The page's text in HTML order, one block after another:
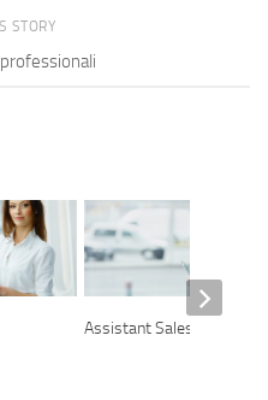
STORY
Assistant Sales Manager